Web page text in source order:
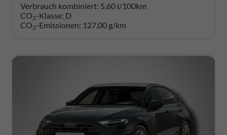
Verbrauch kombiniert: 5,60 l/100km
CO2-Klasse: D
CO2-Emissionen: 127,00 g/km